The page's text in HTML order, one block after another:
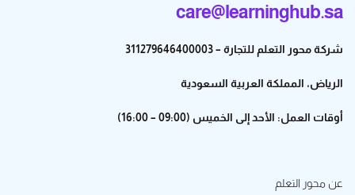
care@learninghub.sa
شركة محور التعلم للتجارة – 311279646400003
الرياض، المملكة العربية السعودية
أوقات العمل: الأحد إلى الخميس (09:00 – 16:00)
عن محور التعلم